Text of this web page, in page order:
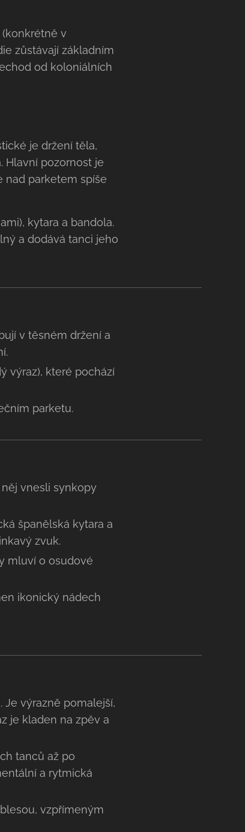
v
zůstávají základním
od koloniálních
je držení těla,
Hlavní pozornost je
nad parketem spíše
kytara a bandola.
a dodává tanci jeho
v těsném držení a
výraz), které pochází
parketu.
vnesli synkopy
španělská kytara a
zvuk.
mluví o osudové
ikonický nádech
Je výrazně pomalejší,
je kladen na zpěv a
tanců až po
a rytmická
vzpřímeným